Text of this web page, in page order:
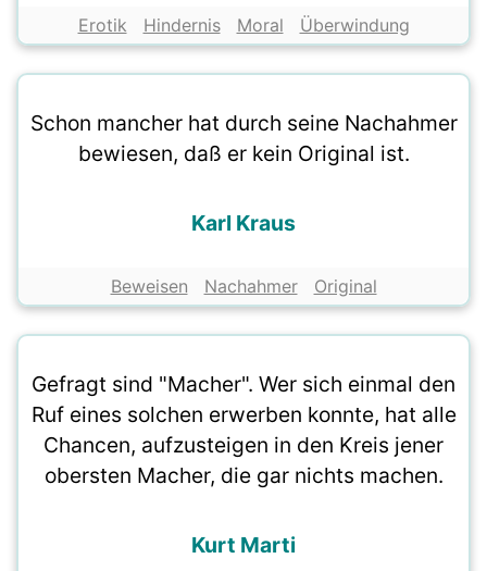
Erotik Hindernis Moral Überwindung
Schon mancher hat durch seine Nachahmer
bewiesen, daß er kein Original ist.
Karl Kraus
Beweisen Nachahmer Original
Gefragt sind "Macher". Wer sich einmal den
Ruf eines solchen erwerben konnte, hat alle
Chancen, aufzusteigen in den Kreis jener
obersten Macher, die gar nichts machen.
Kurt Marti